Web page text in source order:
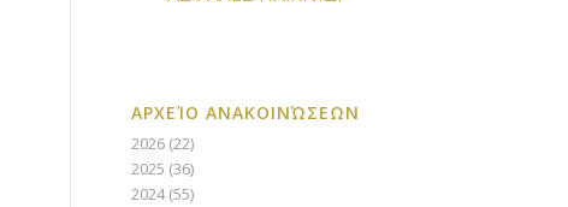
ΑΡΧΕΊΟ ΑΝΑΚΟΙΝΏΣΕΩΝ
2026(22)
2025 (36)
2024(55)